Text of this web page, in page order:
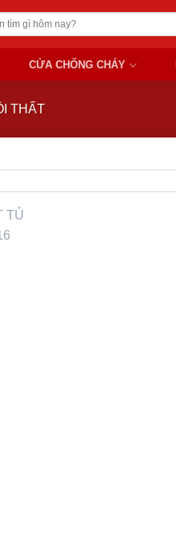
CỬA CHỐNG CHÁY
THẤT